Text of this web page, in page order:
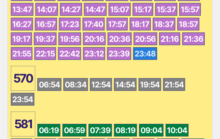
13:47 14:07 14:27 14:47 15:07 15:17 15:37 15:57
16:27 16:57 17:23 17:40 17:57 18:17 18:37 18:57
19:17 19:37 19:56 20:16 20:36 20:56 21:16 21:36
21:55 22:15 22:42 23:12 23:39 23:48
570 06:54 08:34 12:54 14:54 19:54 21:54
23:54
581 06:19 06:59 07:39 08:19 09:04 10:04